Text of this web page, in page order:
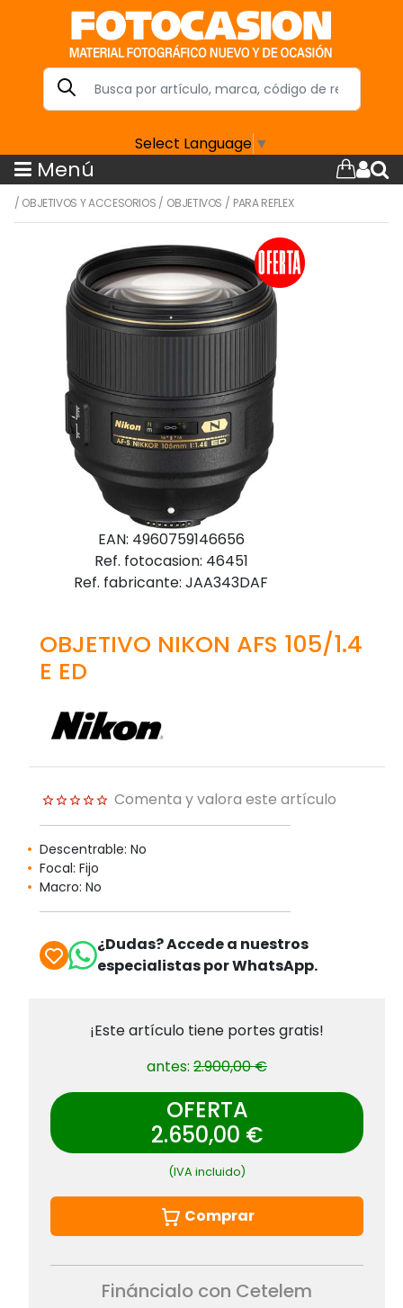
Select Language ▼
Menú
/ OBJETIVOS Y ACCESORIOS / OBJETIVOS / PARA REFLEX
EAN: 4960759146656
Ref. fotocasion: 46451
Ref. fabricante: JAA343DAF
OBJETIVO NIKON AFS 105/1.4
E ED
Comenta y valora este artículo
Descentrable: No
Focal: Fijo
Macro: No
¿Dudas? Accede a nuestros
especialistas por WhatsApp.
¡Este artículo tiene portes gratis!
antes: 2.900,00 €
OFERTA
2.650,00 €
(IVA incluido)
Comprar
Fináncialo con Cetelem